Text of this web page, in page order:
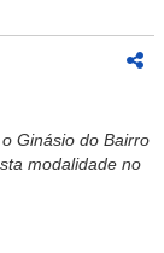
Ginásio do Bairro
modalidade no